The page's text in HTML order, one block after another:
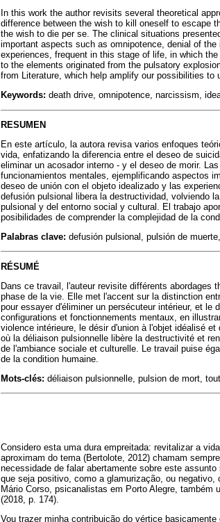
In this work the author revisits several theoretical
difference between the wish to kill oneself to escape
the wish to die per se. The clinical situations
important aspects such as omnipotence, denial of
experiences, frequent in this stage of life, in which
to the elements originated from the pulsatory
from Literature, which help amplify our possibilities
Keywords: death drive, omnipotence, narcissism,
RESUMEN
En este artículo, la autora revisa varios enfoques
vida, enfatizando la diferencia entre el deseo de
eliminar un acosador interno - y el deseo de morir.
funcionamientos mentales, ejemplificando aspectos
deseo de unión con el objeto idealizado y las
defusión pulsional libera la destructividad, volviendo
pulsional y del entorno social y cultural. El trabajo
posibilidades de comprender la complejidad de la
Palabras clave: defusión pulsional, pulsión de
RÉSUMÉ
Dans ce travail, l'auteur revisite différents abordages
phase de la vie. Elle met l'accent sur la distinction
pour essayer d'éliminer un persécuteur intérieur, et
configurations et fonctionnements mentaux, en
violence intérieure, le désir d'union à l'objet idéalisé
où la déliaison pulsionnelle libère la destructivité et
de l'ambiance sociale et culturelle. Le travail puise
de la condition humaine.
Mots-clés: déliaison pulsionnelle, pulsion de mort,
Considero esta uma dura empreitada: revitalizar a
aproximam do tema (Bertolote, 2012) chamam
necessidade de falar abertamente sobre este
que seja positivo, como a glamurização, ou
Mário Corso, psicanalistas em Porto Alegre,
(2018, p. 174).
Vou trazer minha contribuição do vértice